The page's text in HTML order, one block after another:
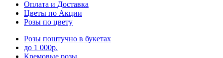
Оплата и Доставка
Цветы по Акции
Розы по цвету
Розы поштучно в букетах
до 1 000р.